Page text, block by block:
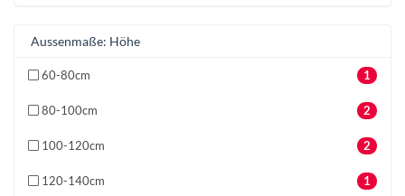
Aussenmaße: Höhe
1
60-80cm
2
80-100cm
2
100-120cm
1
120-140cm